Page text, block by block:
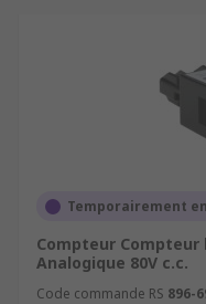
Temporairement
Compteur Compteur
Analogique 80V c.c.
Code commande RS 896-